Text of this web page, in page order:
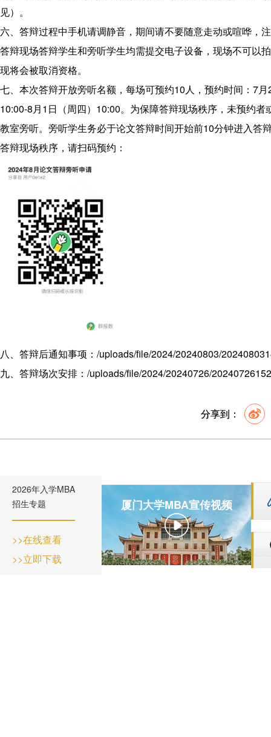
见）。
六、答辩过程中手机请调静音，期间请不要随意走动或喧哗，
答辩现场答辩学生和旁听学生均需提交电子设备，现场不可以
现将会被取消资格。
七、本次答辩开放旁听名额，每场可预约10人，预约时间：7
10:00-8月1日（周四）10:00。为保障答辩现场秩序，未预约者
教室旁听。旁听学生务必于论文答辩时间开始前10分钟进入答
答辩现场秩序，请扫码预约：
八、答辩后通知事项： /uploads/file/2024/20240803/
九、答辩场次安排： /uploads/file/2024/20240726/
分享到：
2026年入学MBA
招生专题
>>在线查看
>>立即下载
厦门大学MBA宣传视频